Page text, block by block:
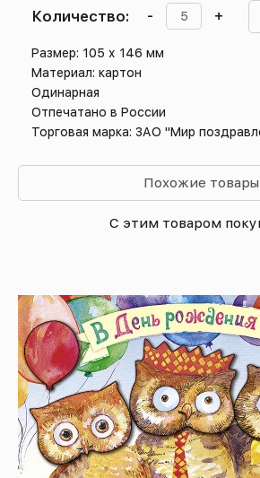
Количество: - +
Размер: 105 х 146 мм
Материал: картон
Одинарная
Отпечатано в России
Торговая марка: ЗАО "Мир
Похожие товары
С этим товаром